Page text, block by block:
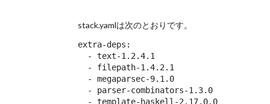
stack.yamlは次のとおりです。
extra-deps:
  - text-1.2.4.1
  - filepath-1.4.2.1
  - megaparsec-9.1.0
  - parser-combinators-1.3.0
  - template-haskell-2.17.0.0